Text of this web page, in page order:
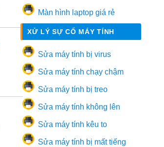
Màn hình laptop giá rẻ
XỬ LÝ SỰ CỐ MÁY TÍNH
Sửa máy tính bị virus
Sửa máy tính chạy chậm
Sửa máy tính bị treo
Sửa máy tính không lên
Sửa máy tính kêu to
Sửa máy tính bị mất tiếng